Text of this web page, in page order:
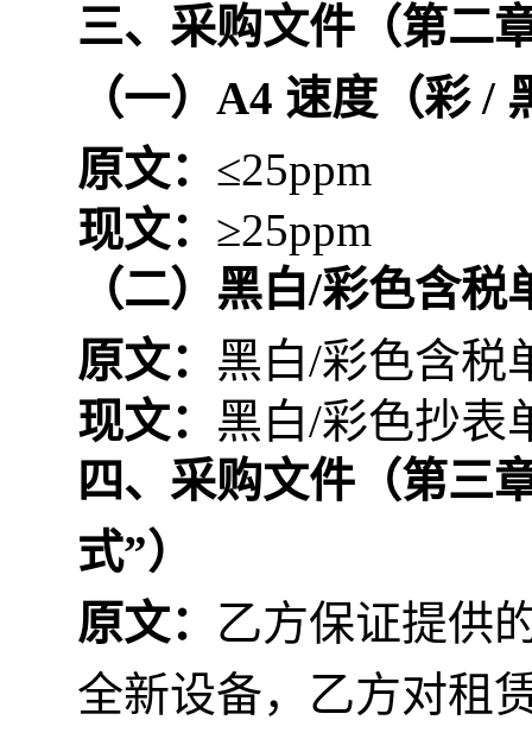
三、采购文件（第二
（一） A4 速度（彩 /
原文： ≤25ppm
现文： ≥25ppm
（二） 黑白/彩色含税
原文： 黑白/彩色含税
现文： 黑白/彩色抄表
四、采购文件（第三
式”）
原文： 乙方保证提供
全新设备，乙方对租